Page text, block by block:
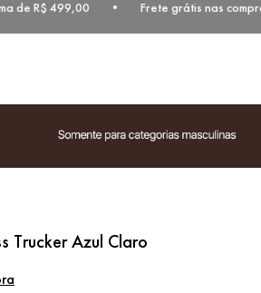
499,00 • Frete grátis nas
Trucker Azul Claro